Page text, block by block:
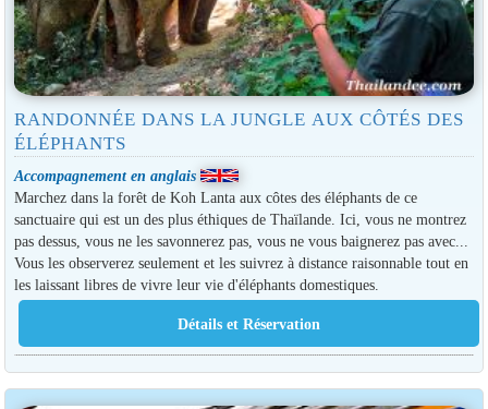
RANDONNÉE DANS LA JUNGLE AUX CÔTÉS DES
ÉLÉPHANTS
Accompagnement en anglais
Marchez dans la forêt de Koh Lanta aux côtes des éléphants de ce
sanctuaire qui est un des plus éthiques de Thaïlande. Ici, vous ne montrez
pas dessus, vous ne les savonnerez pas, vous ne vous baignerez pas avec...
Vous les observerez seulement et les suivrez à distance raisonnable tout en
les laissant libres de vivre leur vie d'éléphants domestiques.